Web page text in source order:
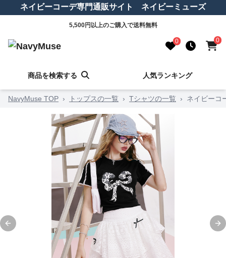
ネイビーコーデ専門通販サイト ネイビーミューズ
5,500円以上のご購入で送料無料
0 0
商品を検索する 人気ランキング
NavyMuse TOP › トップスの一覧 › Tシャツの一覧 › ネイビーコ
Previous slide